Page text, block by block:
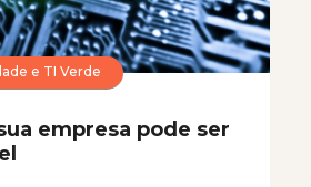
e TI Verde
empresa pode ser